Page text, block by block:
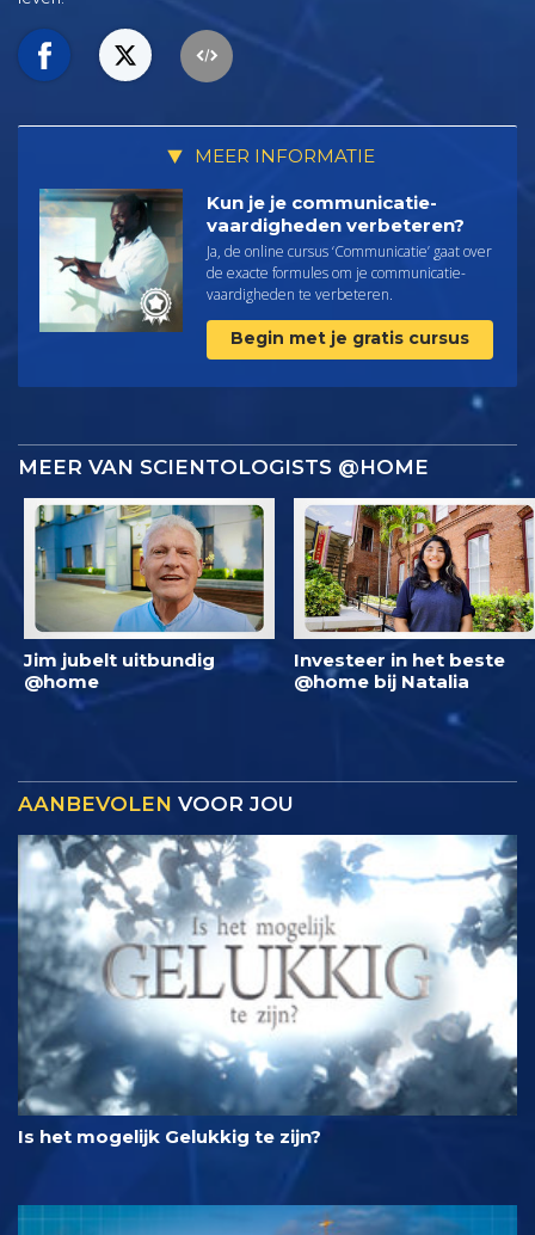
MEER INFORMATIE
Kun je je communicatie­
vaardigheden verbeteren?
Ja, de online cursus ‘Communicatie’ gaat over
de exacte formules om je communicatie­
vaardigheden te verbeteren.
Begin met je gratis cursus
MEER VAN SCIENTOLOGISTS @HOME
Jim jubelt uitbundig
@home
Investeer in het beste
@home bij Natalia
AANBEVOLEN VOOR JOU
Is het mogelijk Gelukkig te zijn?